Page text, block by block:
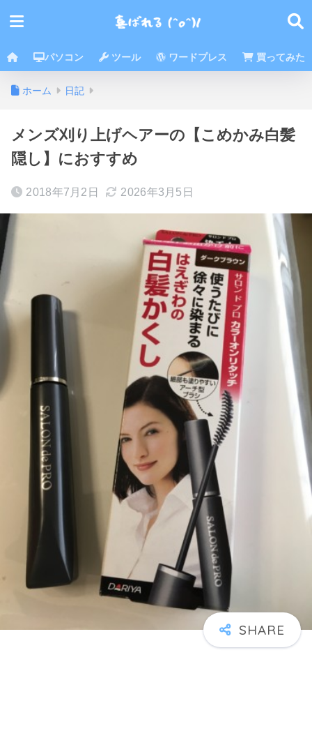
パソコン ツール ワードプレス 買ってみた
ホーム 日記
メンズ刈り上げヘアーの【こめかみ白髪
隠し】におすすめ
2018年7月2日 2026年3月5日